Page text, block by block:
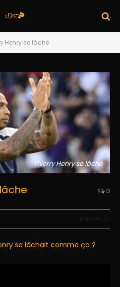
Henry se lâche
Thierry Henry se lâche
0
DANS'ACTU
se lâchait comme ça ?